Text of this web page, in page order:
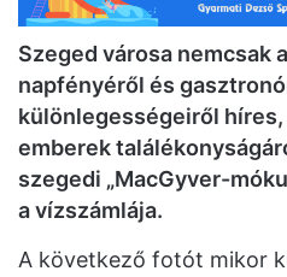
Szeged városa nemcsak
napfényéről és
különlegességeiről
emberek
szegedi „MacGyver-
a vízszámlája.
A következő fotót mikor